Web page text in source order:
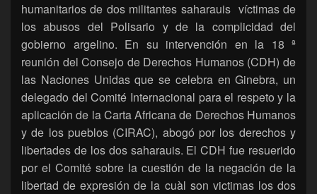
humanitarios de dos militantes saharauis víctimas de
los abusos del Polisario y de la complicidad del
gobierno argelino. En su intervención en la 18 ª
reunión del Consejo de Derechos Humanos (CDH) de
las Naciones Unidas que se celebra en Ginebra, un
delegado del Comité Internacional para el respeto y la
aplicación de la Carta Africana de Derechos Humanos
y de los pueblos (CIRAC), abogó por los derechos y
libertades de los dos saharauis. El CDH fue resuerido
por el Comité sobre la cuestión de la negación de la
libertad de expresión de la cuàl son victimas los dos